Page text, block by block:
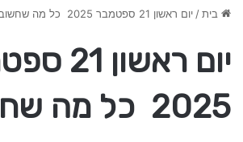
בית/יום ראשון 21 ספטמבר 2025 כל מה שחשוב בפיננסים
יום
2025 כל מה